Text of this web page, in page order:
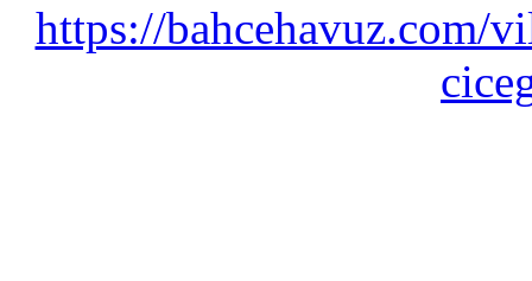
https://bahcehavuz.com/